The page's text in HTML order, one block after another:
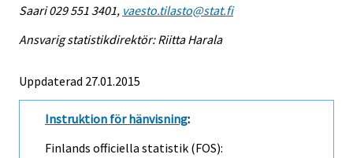
Saari 029 551 3401, vaesto.tilasto@stat.fi
Ansvarig statistikdirektör: Riitta Harala
Uppdaterad 27.01.2015
Instruktion för hänvisning:
Finlands officiella statistik (FOS):